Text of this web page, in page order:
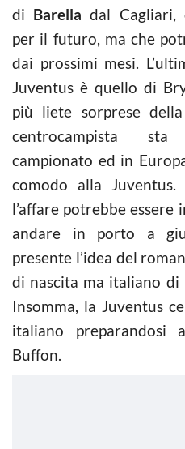
di Barella dal Cagliari,
per il futuro, ma che
dai prossimi mesi.
Juventus è quello di
più liete sorprese
centrocampista
campionato ed in
comodo alla
l’affare potrebbe essere
andare in porto a
presente l’idea del
di nascita ma italiano di
Insomma, la Juventus
italiano
Buffon.